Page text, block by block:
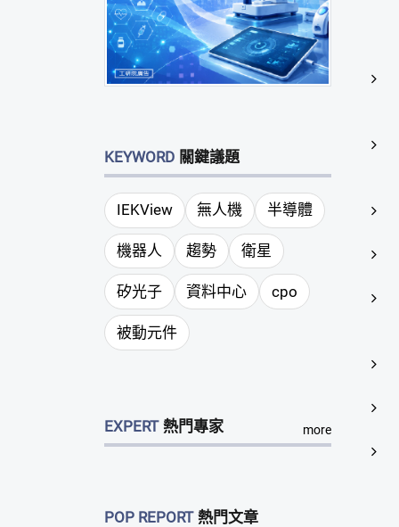
KEYWORD 關鍵議題
IEKView 無人機 半導體
機器人 趨勢 衛星
矽光子 資料中心 cpo
被動元件
EXPERT 熱門專家 more
POP REPORT 熱門文章